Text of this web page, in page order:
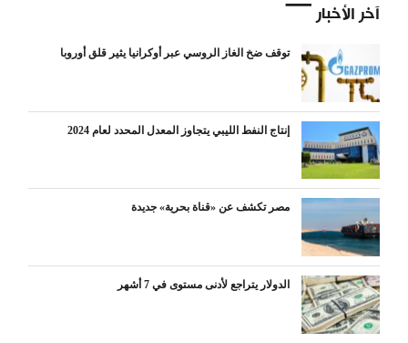
آخر الأخبار
توقف ضخ الغاز الروسي عبر أوكرانيا يثير قلق أوروبا
إنتاج النفط الليبي يتجاوز المعدل المحدد لعام 2024
مصر تكشف عن «قناة بحرية» جديدة
الدولار يتراجع لأدنى مستوى في 7 أشهر